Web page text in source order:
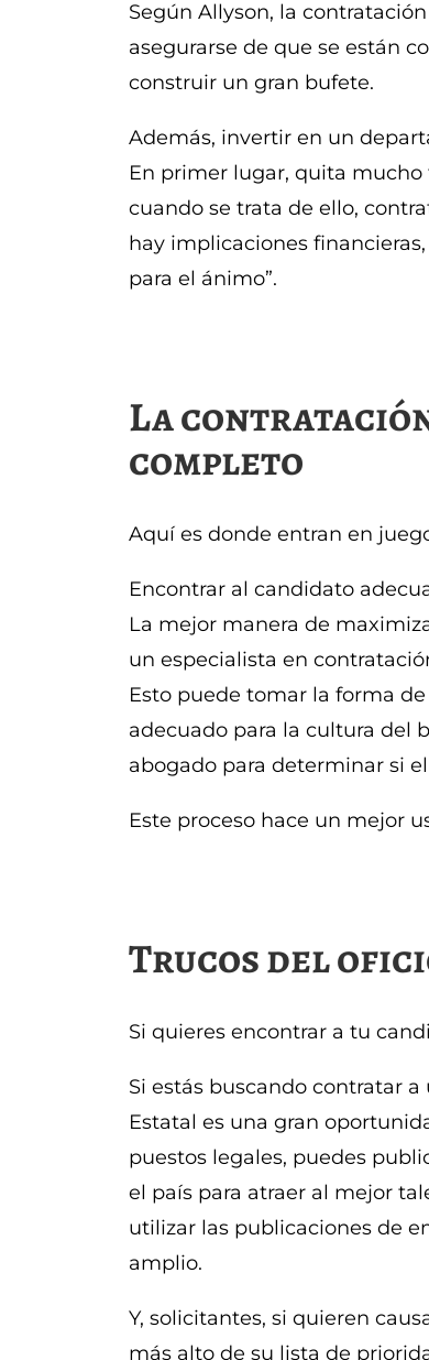
Según Allyson, la
asegurarse de que se están
construir un gran bufete.
Además, invertir en un
En primer lugar, quita mucho
cuando se trata de ello,
hay implicaciones
para el ánimo”.
La
completo
Aquí es donde entran en
Encontrar al candidato
La mejor manera de
un especialista en
Esto puede tomar la forma
adecuado para la cultura del
abogado para determinar si
Este proceso hace un mejor
Trucos del
Si quieres encontrar a tu
Si estás buscando contratar
Estatal es una gran
puestos legales, puedes
el país para atraer al mejor
utilizar las publicaciones de
amplio.
Y, solicitantes, si quieren
más alto de su lista de